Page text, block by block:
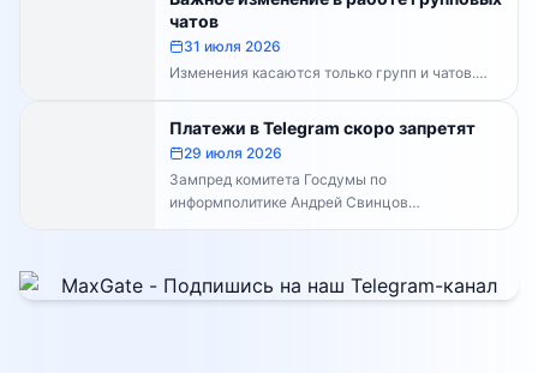
чатов
31 июля 2026
Изменения касаются только групп и чатов.
Каналы работают в прежнем режиме —
владельцам каналов делать...
Платежи в Telegram скоро запретят
29 июля 2026
Зампред комитета Госдумы по
информполитике Андрей Свинцов
рекомендовал россиянам временно